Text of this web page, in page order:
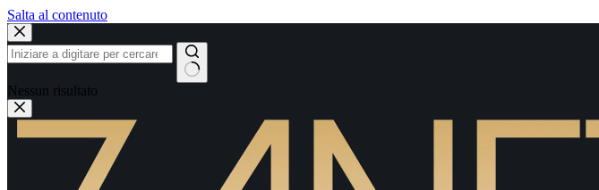
Salta al contenuto
Nessun risultato